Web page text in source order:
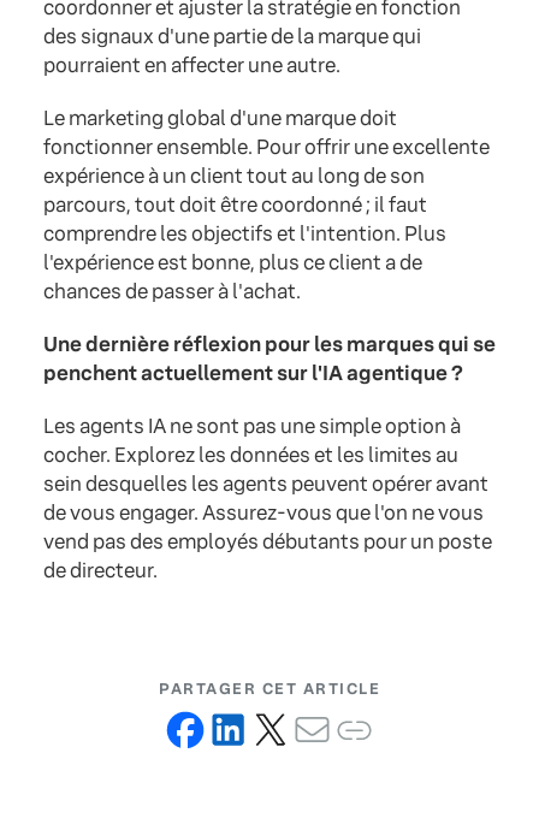
coordonner et ajuster la stratégie en fonction
des signaux d'une partie de la marque qui
pourraient en affecter une autre.
Le marketing global d'une marque doit
fonctionner ensemble. Pour offrir une excellente
expérience à un client tout au long de son
parcours, tout doit être coordonné ; il faut
comprendre les objectifs et l'intention. Plus
l'expérience est bonne, plus ce client a de
chances de passer à l'achat.
Une dernière réflexion pour les marques qui se
penchent actuellement sur l'IA agentique ?
Les agents IA ne sont pas une simple option à
cocher. Explorez les données et les limites au
sein desquelles les agents peuvent opérer avant
de vous engager. Assurez-vous que l'on ne vous
vend pas des employés débutants pour un poste
de directeur.
PARTAGER CET ARTICLE